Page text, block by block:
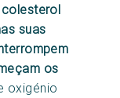
suas
os
oxigénio